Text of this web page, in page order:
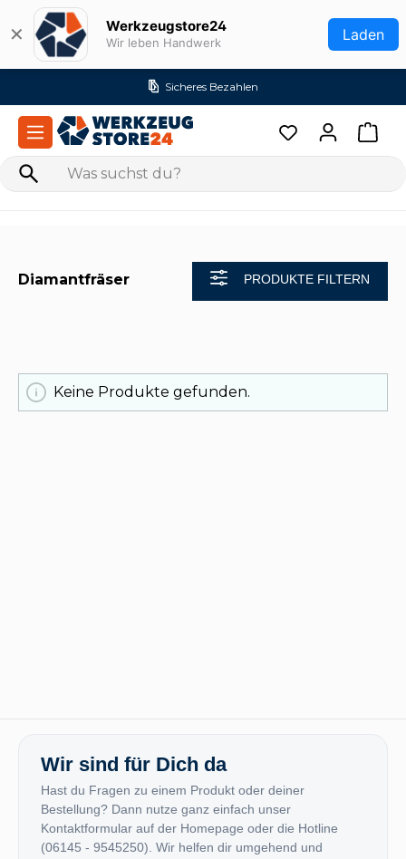
Zum Hauptinhalt springen
✕ Werkzeugstore24
Wir leben Handwerk Laden
Sicheres Bezahlen
Diamantfräser PRODUKTE FILTERN
Keine Produkte gefunden.
Wir sind für Dich da
Hast du Fragen zu einem Produkt oder deiner
Bestellung? Dann nutze ganz einfach unser
Kontaktformular auf der Homepage oder die Hotline
(06145 - 9545250). Wir helfen dir umgehend und